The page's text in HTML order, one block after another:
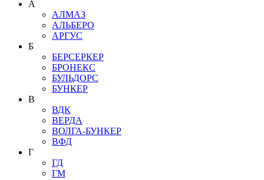
А
АЛМАЗ
АЛЬБЕРО
АРГУС
Б
БЕРСЕРКЕР
БРОНЕКС
БУЛЬДОРС
БУНКЕР
В
ВДК
ВЕРДА
ВОЛГА-БУНКЕР
ВФД
Г
ГД
ГМ